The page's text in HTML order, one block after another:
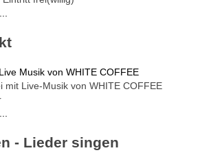
mit Live-Musik von WHITE COFFEE
- Lieder singen